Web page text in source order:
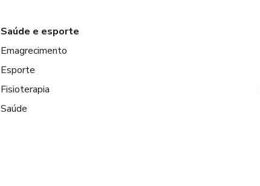
Saúde e esporte
Emagrecimento
Esporte
Fisioterapia
Saúde